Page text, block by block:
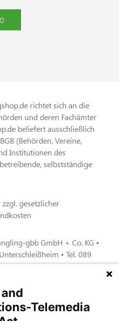
richtet sich an die
und deren Fachämter
beliefert ausschließlich
(Behörden, Vereine,
Institutionen des
selbstständige
gesetzlicher
gbb GmbH + Co. KG •
• Tel. 089
Sicherheitsmanagem
TU4® durch TÜViT Essen
Telemedia